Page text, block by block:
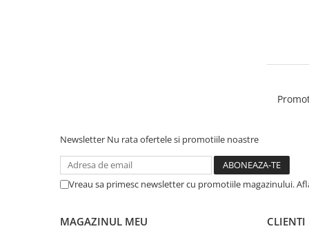
Trofee Acril
Trofee Lemn
Trofee Rasina
Trofee Sticla
Newsletter Nu rata ofertele si promotiile noastre
Vreau sa primesc newsletter cu promotiile magazinului.
MAGAZINUL MEU CLIENTI